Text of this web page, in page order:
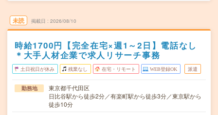
未読 掲載日 2026/08/10
時給1700円【完全在宅×週1～2日】電話なし
＊大手人材企業で求人リサーチ事務
土日祝日が休み 残業なし 在宅・リモート WEB登録OK 派遣
勤務地
東京都千代田区
日比谷駅から徒歩2分／有楽町駅から徒歩3分／東京駅から
徒歩10分